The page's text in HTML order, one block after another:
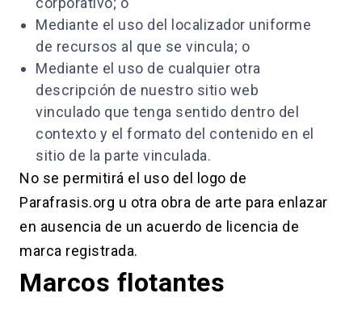
Mediante el uso del localizador uniforme
de recursos al que se vincula; o
Mediante el uso de cualquier otra
descripción de nuestro sitio web
vinculado que tenga sentido dentro del
contexto y el formato del contenido en el
sitio de la parte vinculada.
No se permitirá el uso del logo de
Parafrasis.org u otra obra de arte para enlazar
en ausencia de un acuerdo de licencia de
marca registrada.
Marcos flotantes